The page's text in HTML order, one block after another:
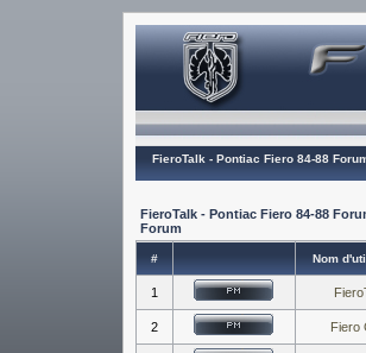
FieroTalk - Pontiac Fiero 84-88
FieroTalk - Pontiac Fiero 84-88
Forum
# Nom
1
2 Fiero